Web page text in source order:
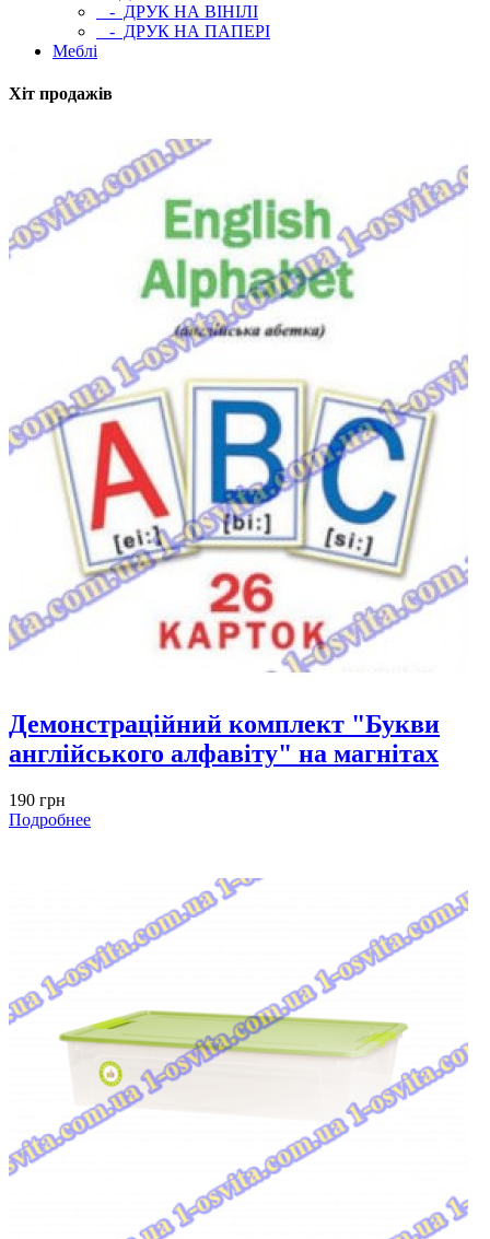
- ДРУК НА ВІНІЛІ
- ДРУК НА ПАПЕРІ
Меблі
Хіт продажів
Демонстраційний комплект "Букви
англійського алфавіту" на магнітах
190 грн
Подробнее